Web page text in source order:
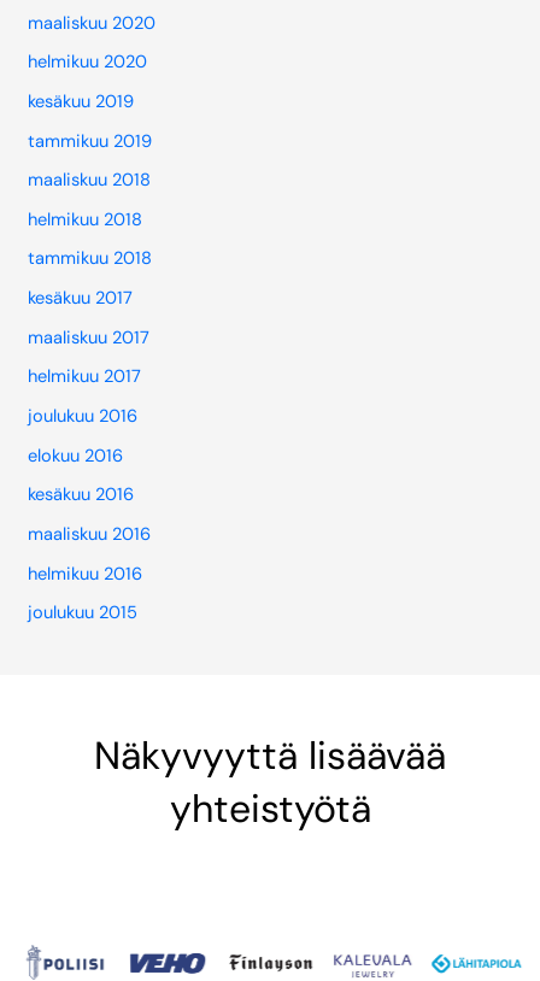
maaliskuu 2020
helmikuu 2020
kesäkuu 2019
tammikuu 2019
maaliskuu 2018
helmikuu 2018
tammikuu 2018
kesäkuu 2017
maaliskuu 2017
helmikuu 2017
joulukuu 2016
elokuu 2016
kesäkuu 2016
maaliskuu 2016
helmikuu 2016
joulukuu 2015
Näkyvyyttä lisäävää
yhteistyötä